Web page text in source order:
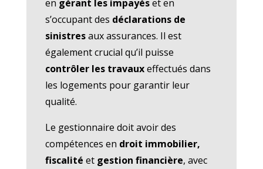
en gérant les impayéset en
s’occupant des déclarations de
sinistresaux assurances. Il est
également crucial qu’il puisse
contrôler les travauxeffectués dans
les logements pour garantir leur
qualité.
Le gestionnaire doit avoir des
compétences en droit immobilier,
fiscalité et gestion financière, avec